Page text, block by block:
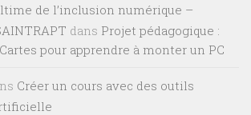
de l’inclusion numérique –
dans Projet pédagogique :
pour apprendre à monter un PC
Créer un cours avec des outils